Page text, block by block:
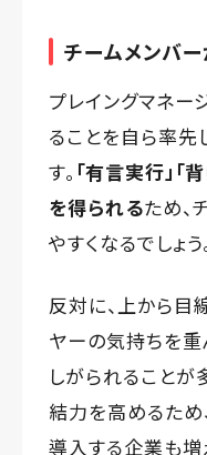
チームメンバ
プレイングマネー
ることを自ら率先
す。 「有言実行」「
を得られるため、
やすくなるでしょう
反対に、上から目
ヤーの気持ちを
しがられることが
結力を高めるため
導入する企業も増